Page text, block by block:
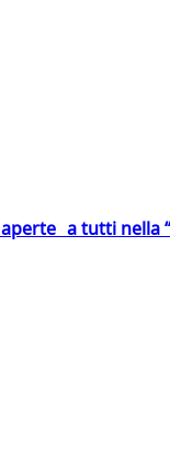
a tutti nella